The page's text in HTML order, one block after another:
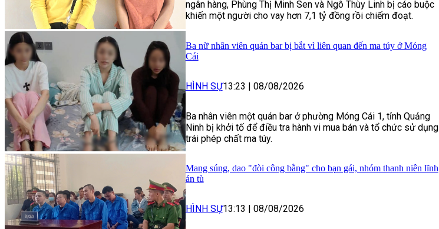
ngân hàng, Phùng Thị Minh Sen và Ngô Thùy Linh bị cáo buộc
khiến một người cho vay hơn 7,1 tỷ đồng rồi chiếm đoạt.
Ba nữ nhân viên quán bar bị bắt vì liên quan đến ma túy ở Móng
Cái
HÌNH SỰ13:23 | 08/08/2026
Ba nhân viên một quán bar ở phường Móng Cái 1, tỉnh Quảng
Ninh bị khởi tố để điều tra hành vi mua bán và tổ chức sử dụng
trái phép chất ma túy.
Mang súng, dao "đòi công bằng" cho bạn gái, nhóm thanh niên lĩnh
án tù
HÌNH SỰ13:13 | 08/08/2026